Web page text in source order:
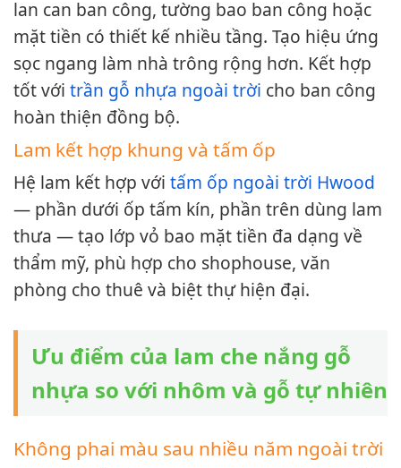
lan can ban công, tường bao ban công hoặc
mặt tiền có thiết kế nhiều tầng. Tạo hiệu ứng
sọc ngang làm nhà trông rộng hơn. Kết hợp
tốt với trần gỗ nhựa ngoài trời cho ban công
hoàn thiện đồng bộ.
Lam kết hợp khung và tấm ốp
Hệ lam kết hợp với tấm ốp ngoài trời Hwood
— phần dưới ốp tấm kín, phần trên dùng lam
thưa — tạo lớp vỏ bao mặt tiền đa dạng về
thẩm mỹ, phù hợp cho shophouse, văn
phòng cho thuê và biệt thự hiện đại.
Ưu điểm của lam che nắng gỗ
nhựa so với nhôm và gỗ tự nhiên
Không phai màu sau nhiều năm ngoài trời